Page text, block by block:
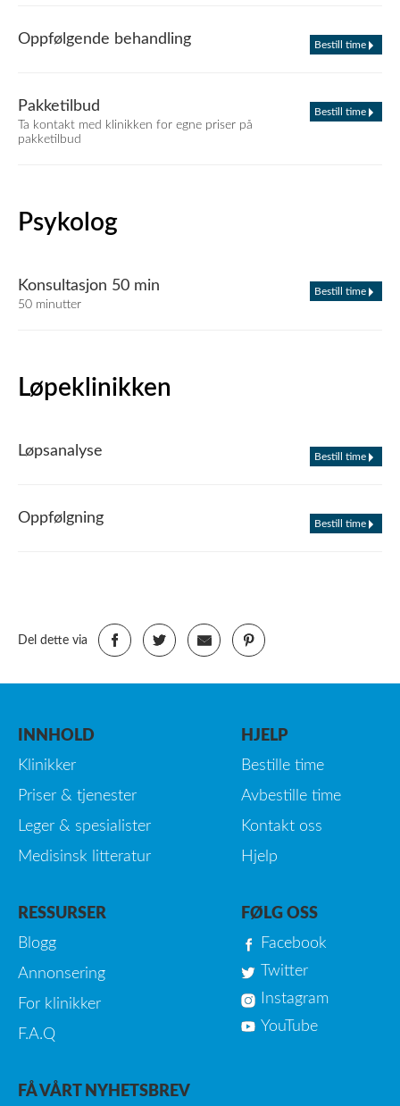
Oppfølgende behandling Bestill time
Pakketilbud
Ta kontakt med klinikken for egne priser på
pakketilbud
Bestill time
Psykolog
Konsultasjon 50 min
50 minutter
Bestill time
Løpeklinikken
Løpsanalyse Bestill time
Oppfølgning Bestill time
Del dette via
INNHOLD
Klinikker
Priser & tjenester
Leger & spesialister
Medisinsk litteratur
HJELP
Bestille time
Avbestille time
Kontakt oss
Hjelp
RESSURSER
Blogg
Annonsering
For klinikker
F.A.Q
FØLG OSS
Facebook
Twitter
Instagram
YouTube
FÅ VÅRT NYHETSBREV